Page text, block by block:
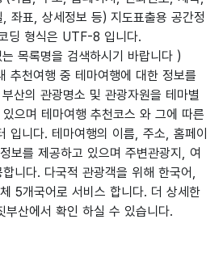
좌표, 상세정보 등) 지도표출용 공간정
딩 형식은 UTF-8 입니다.
목록명을 검색하시기 바랍니다 )
추천여행 중 테마여행에 대한 정보를
산의 관광명소 및 관광자원을 테마별
으며 테마여행 추천코스 와 그에 따른
입니다. 테마여행의 이름, 주소, 홈페이
보를 제공하고 있으며 주변관광지, 여
니다. 다국적 관광객을 위해 한국어,
5개국어로 서비스 합니다. 더 상세한
부산에서 확인 하실 수 있습니다.